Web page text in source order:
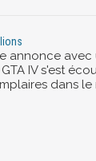
annonce avec
IV s'est
dans